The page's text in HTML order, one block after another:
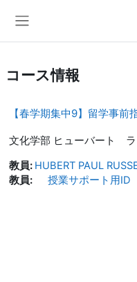
コース情報
【春学期集中9】留学事前
文化学部 ヒューバート
教員: HUBERT PAUL
教員:
授業サポート用ID